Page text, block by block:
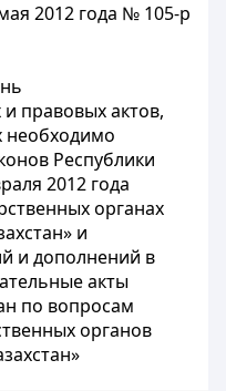
2012 года № 105-р
правовых актов,
необходимо
Республики
2012 года
органах
и
и дополнений в
акты
по вопросам
органов